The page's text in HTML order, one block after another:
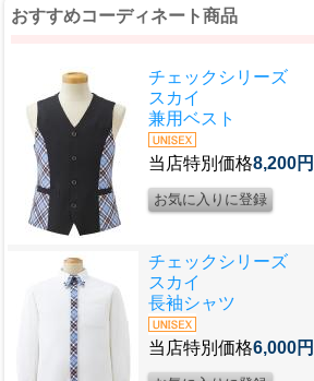
おすすめコーディネート商品
チェックシリーズ
スカイ
兼用ベスト
当店特別価格8,200円
チェックシリーズ
スカイ
長袖シャツ
当店特別価格6,000円